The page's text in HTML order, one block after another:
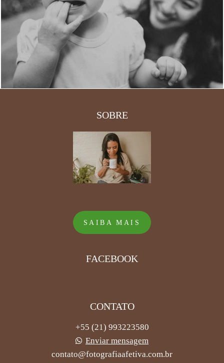
2
SOBRE
SAIBA MAIS
FACEBOOK
CONTATO
+55 (21) 993223580
Enviar mensagem
contato@fotografiaafetiva.com.br